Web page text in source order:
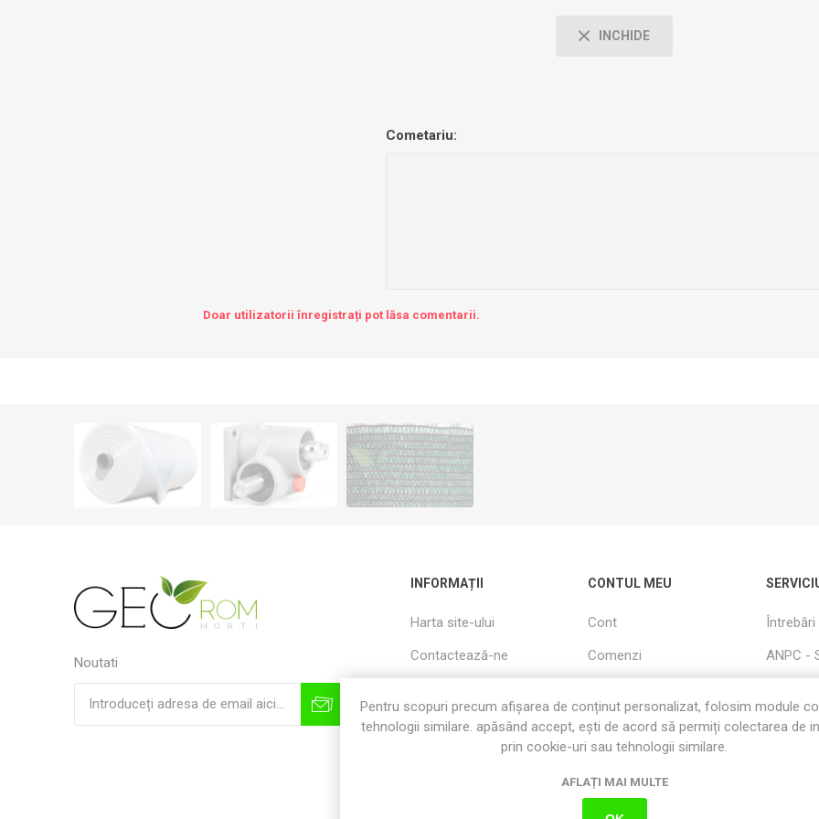
INCHIDE
Cometariu:
Doar utilizatorii înregistrați pot lăsa comentarii.
Noutati
INFORMAȚII
Harta site-ului
Contactează-ne
Informații utile
CONTUL MEU
Cont
Comenzi
Produse Vizualizate
Recent
Favorite
Întrebări
ANPC -
Garanție
Pentru scopuri precum afișarea de conținut personalizat, folosim module
tehnologii similare. apăsând accept, ești de acord să permiți colectarea de
prin cookie-uri sau tehnologii similare.
AFLAȚI MAI MULTE